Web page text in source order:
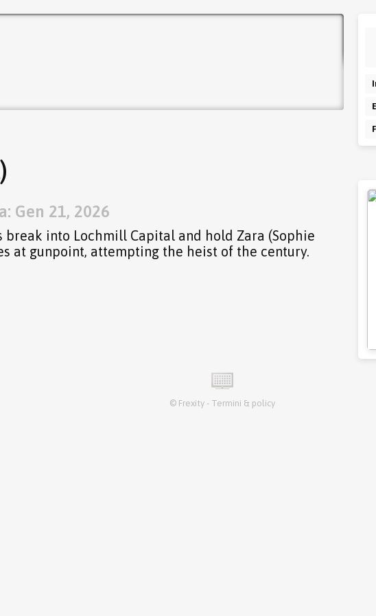
Gen 21, 2026
break into Lochmill Capital and hold Zara (Sophie
at gunpoint, attempting the heist of the century.
© Frexity - Termini & policy